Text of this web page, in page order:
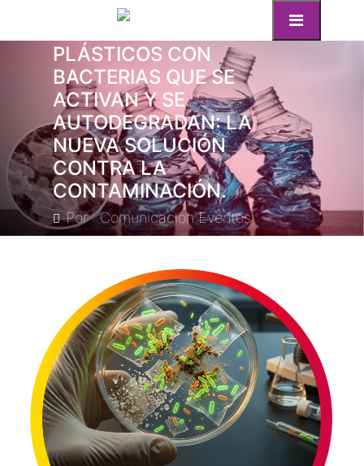
PLÁSTICOS CON
BACTERIAS QUE SE
ACTIVAN Y SE
AUTODEGRADAN: LA
NUEVA SOLUCIÓN
CONTRA LA
CONTAMINACIÓN.
Por : Comunicacion Eventos